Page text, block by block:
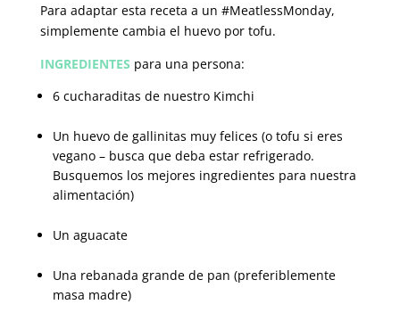
Para adaptar esta receta a un #MeatlessMonday,
simplemente cambia el huevo por tofu.
INGREDIENTES para una persona:
6 cucharaditas de nuestro Kimchi
Un huevo de gallinitas muy felices (o tofu si eres
vegano – busca que deba estar refrigerado.
Busquemos los mejores ingredientes para nuestra
alimentación)
Un aguacate
Una rebanada grande de pan (preferiblemente
masa madre)